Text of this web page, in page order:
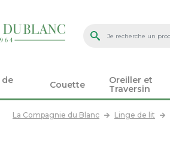
de
Couette
Oreiller et
Traversin
La Compagnie du Blanc Linge de lit